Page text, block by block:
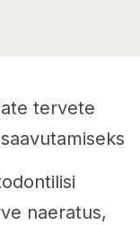
tervete
naeratus,